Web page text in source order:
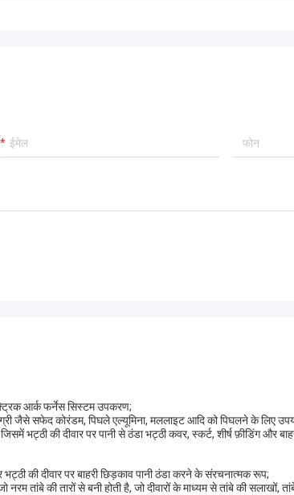
आर्क फर्नेस सिस्टम उपकरण;
जैसे सफेद कोरंडम, पिघले एल्यूमिना, मललाइट आदि को पिघलने के लिए
भट्ठी की दीवार पर पानी से ठंडा भट्ठी कवर, स्कर्ट, शीर्ष फ़ीडिंग और
की दीवार पर बाहरी छिड़काव पानी ठंडा करने के संरचनात्मक रूप;
तांबे की तारों से बनी होती है, जो दीवारों के माध्यम से तांबे की सलाखों,